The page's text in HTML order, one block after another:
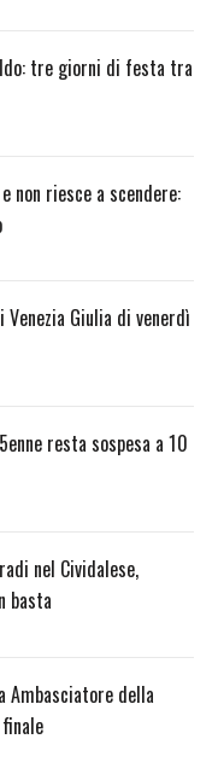
tre giorni di festa tra
non riesce a scendere:
Giulia di venerdì
resta sospesa a 10
nel Cividalese,
basta
Ambasciatore della